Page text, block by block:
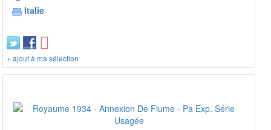
Italie
+ ajout à ma sélection